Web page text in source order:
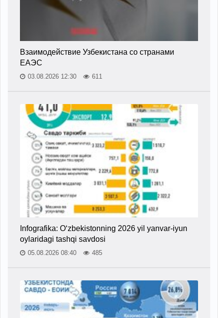
Взаимодействие Узбекистана со странами
ЕАЭС
03.08.2026 12:30 611
Infografika: O‘zbekistonning 2026 yil yanvar-iyun
oylaridagi tashqi savdosi
05.08.2026 08:40 485